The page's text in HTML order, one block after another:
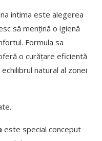
intima este alegerea
să mențină o igienă
Formula sa
o curățare eficientă
natural al zonei
este special conceput